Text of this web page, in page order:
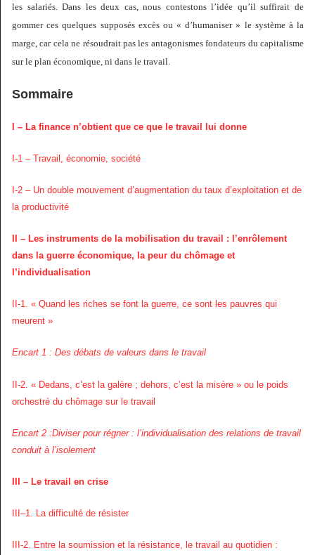
les salariés. Dans les deux cas, nous contestons l’idée qu’il suffirait de
gommer ces quelques supposés excès ou « d’humaniser » le système à la
marge, car cela ne résoudrait pas les antagonismes fondateurs du capitalisme
sur le plan économique, ni dans le travail.
Sommaire
I – La finance n’obtient que ce que le travail lui donne
I-1 – Travail, économie, société
I-2 – Un double mouvement d’augmentation du taux d’exploitation et de
la productivité
II – Les instruments de la mobilisation du travail : l’enrôlement
dans la guerre économique, la peur du chômage et
l’individualisation
II-1. « Quand les riches se font la guerre, ce sont les pauvres qui
meurent »
Encart 1 : Des débats de valeurs dans le travail
II-2. « Dedans, c’est la galère ; dehors, c’est la misère » ou le poids
orchestré du chômage sur le travail
Encart 2 :Diviser pour régner : l’individualisation des relations de travail
conduit à l’isolement
III – Le travail en crise
III–1. La difficulté de résister
III-2. Entre la soumission et la résistance, le travail au quotidien :